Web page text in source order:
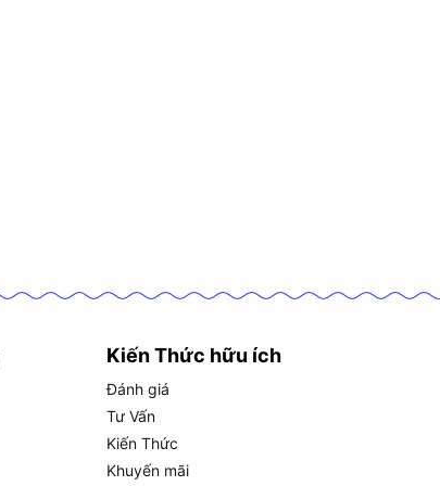
Kiến Thức hữu ích
Đánh giá
Tư Vấn
Kiến Thức
Khuyến mãi